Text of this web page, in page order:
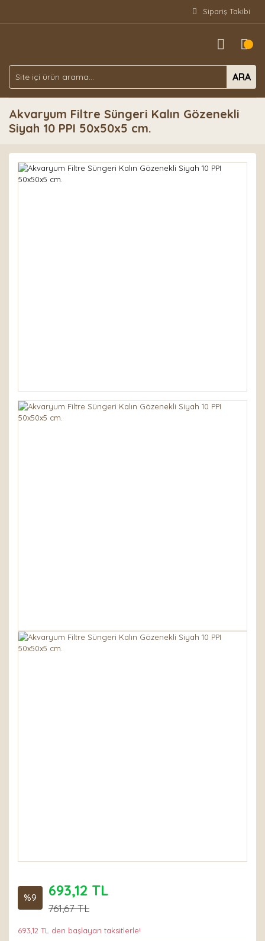
Sipariş Takibi
ARA
Akvaryum Filtre Süngeri Kalın Gözenekli
Siyah 10 PPI 50x50x5 cm.
%9 693,12 TL
761,67 TL
693,12 TL den başlayan taksitlerle!